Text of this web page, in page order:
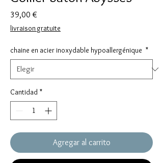
39,00 €
livraison gratuite
chaine en acier inoxydable hypoallergénique *
Cantidad *
Agregar al carrito